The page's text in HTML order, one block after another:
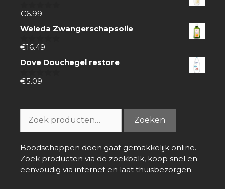
0
5
€6.99
Weleda Zwangerschapsolie
0
5
€16.49
Dove Douchegel restore
0
€5.09
naar:
Zoeken
Boodschappen doen gaat gemakkelijk online.
Zoek producten via de zoekbalk, koop snel en
eenvoudig via internet en laat thuisbezorgen.